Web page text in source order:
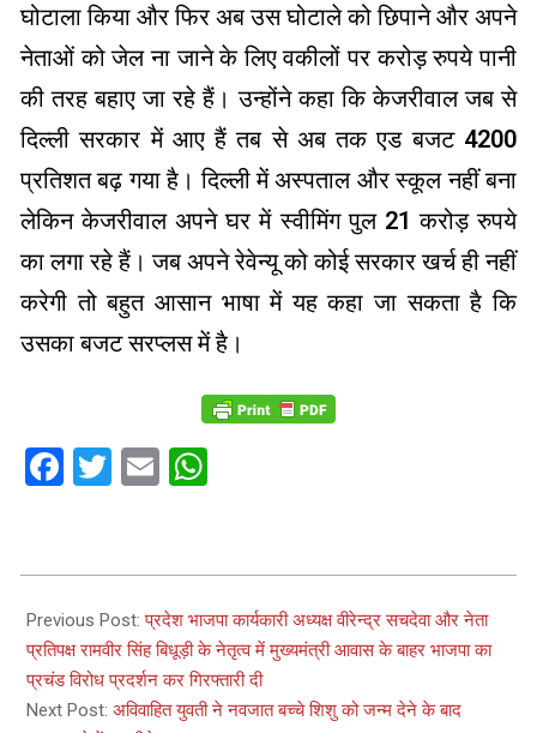
घोटाला किया और फिर अब उस घोटाले को छिपाने और अपने
नेताओं को जेल ना जाने के लिए वकीलों पर करोड़ रुपये पानी
की तरह बहाए जा रहे हैं। उन्होंने कहा कि केजरीवाल जब से
दिल्ली सरकार में आए हैं तब से अब तक एड बजट 4200
प्रतिशत बढ़ गया है। दिल्ली में अस्पताल और स्कूल नहीं बना
लेकिन केजरीवाल अपने घर में स्वीमिंग पुल 21 करोड़ रुपये
का लगा रहे हैं। जब अपने रेवेन्यू को कोई सरकार खर्च ही नहीं
करेगी तो बहुत आसान भाषा में यह कहा जा सकता है कि
उसका बजट सरप्लस में है।
Facebook
Twitter
Email
01-
09
Previous Post:प्रदेश भाजपा कार्यकारी अध्यक्ष वीरेन्द्र सचदेवा और नेता
प्रतिपक्ष रामवीर सिंह बिधूड़ी के नेतृत्व में मुख्यमंत्री आवास के बाहर भाजपा का
प्रचंड विरोध प्रदर्शन कर गिरफ्तारी दी
Next Post: अविवाहित युवती ने नवजात बच्चे शिशु को जन्म देने के बाद